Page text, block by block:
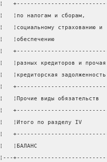
¦
¦   ¦по налогам и
¦   ¦социальному
¦   ¦обеспечению
¦
¦   ¦разных кредиторов и
¦   ¦кредиторская
¦
¦   ¦Прочие виды
¦
¦   ¦Итого по разделу
¦
¦   ¦БАЛАНС
¦---